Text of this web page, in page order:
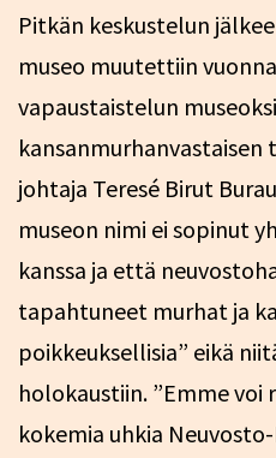
Pitkän keskustelun
museo muutettiin
vapaustaistelun
kansanmurhanvastaisen
johtaja Teresé Birut
museon nimi ei sopinut
kanssa ja että
tapahtuneet murhat ja
poikkeuksellisia” eikä
holokaustiin. ”Emme
kokemia uhkia